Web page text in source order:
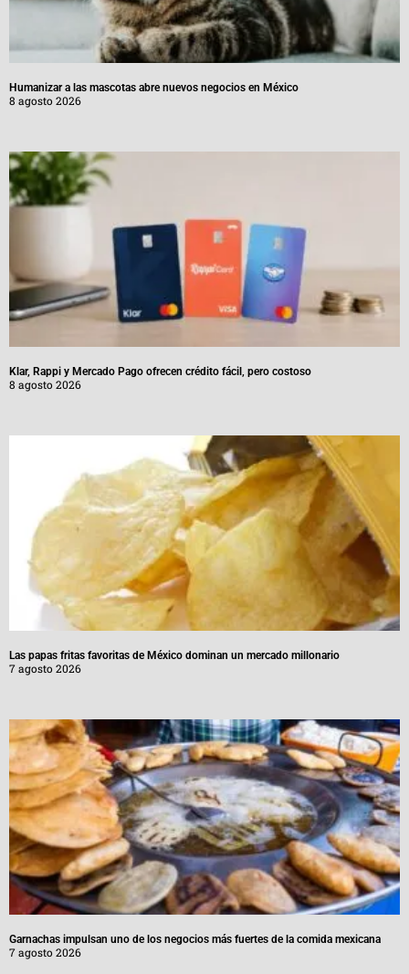
Humanizar a las mascotas abre nuevos negocios en México
8 agosto 2026
Klar, Rappi y Mercado Pago ofrecen crédito fácil, pero costoso
8 agosto 2026
Las papas fritas favoritas de México dominan un mercado millonario
7 agosto 2026
Garnachas impulsan uno de los negocios más fuertes de la comida mexicana
7 agosto 2026